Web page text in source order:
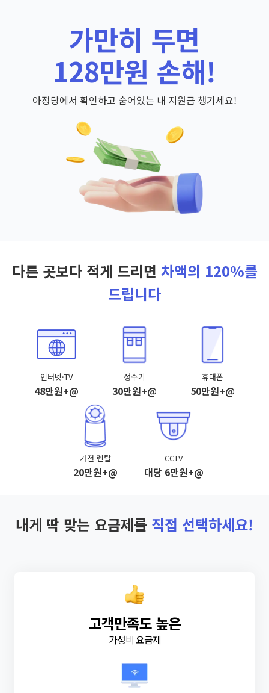
가만히 두면
128만원 손해!
아정당에서 확인하고 숨어있는 내 지원금 챙기세요!
다른 곳보다 적게 드리면 차액의 120%를
드립니다
인터넷·TV
48만원+@
정수기
30만원+@
휴대폰
50만원+@
가전 렌탈
20만원+@
CCTV
대당 6만원+@
내게 딱 맞는 요금제를 직접 선택하세요!
고객만족도 높은
가성비 요금제